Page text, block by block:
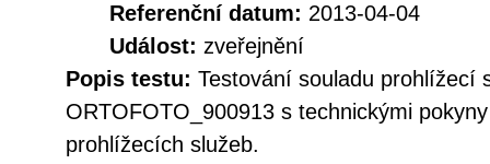
Referenční datum: 2013-04-04
Událost: zveřejnění
Popis testu: Testování souladu prohlížecí
ORTOFOTO_900913 s technickými
prohlížecích služeb.